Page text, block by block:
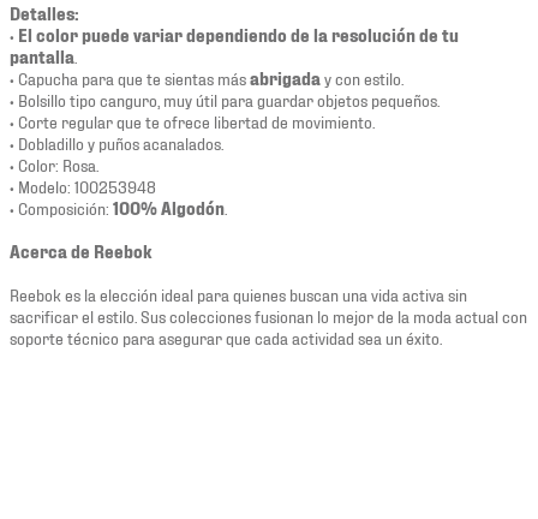
Detalles:
• El color puede variar dependiendo de la resolución de tu
pantalla
• Capucha para que te sientas másabrigada y con estilo.
• Bolsillo tipo canguro, muy útil para guardar objetos pequeños.
• Corte regular que te ofrece libertad de movimiento.
• Dobladillo y puños acanalados.
• Color: Rosa.
• Modelo: 100253948
• Composición: 100% Algodón
Acerca de Reebok
Reebok es la elección ideal para quienes buscan una vida activa sin
sacrificar el estilo. Sus colecciones fusionan lo mejor de la moda actual con
soporte técnico para asegurar que cada actividad sea un éxito.